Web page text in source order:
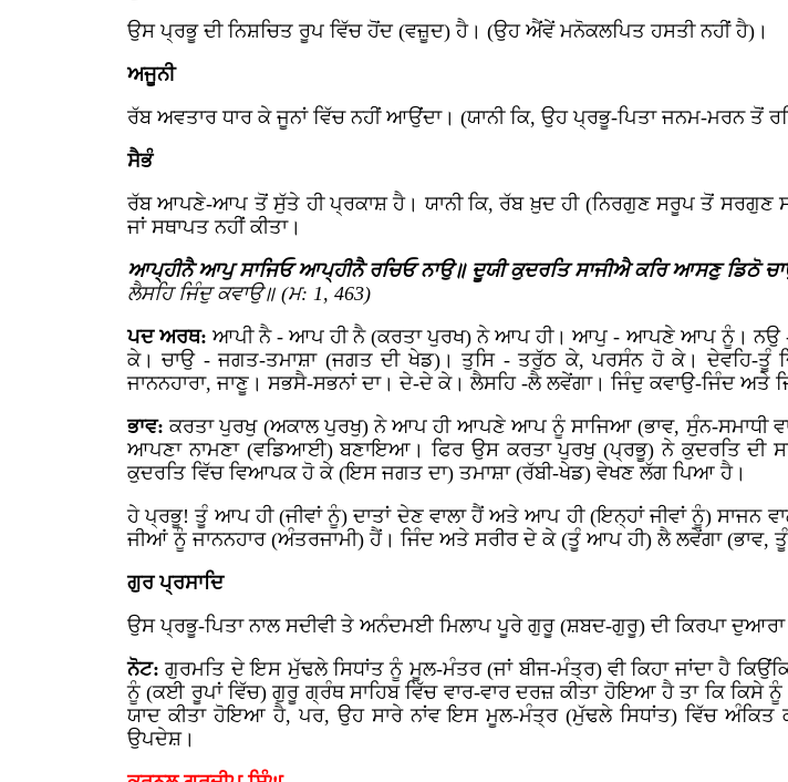
ਉਸ ਪ੍ਰਭੂ ਦੀ ਨਿਸ਼ਚਿਤ ਰੂਪ ਵਿੱਚ ਹੋਂਦ (ਵਜ਼ੂਦ) ਹੈ। (ਉਹ ਐਂਵੇਂ ਮਨੋਕਲਪਿਤ ਹਸਤੀ ਨਹੀਂ ਹੈ)।
ਅਜੂਨੀ
ਰੱਬ ਅਵਤਾਰ ਧਾਰ ਕੇ ਜੂਨਾਂ ਵਿੱਚ ਨਹੀਂ ਆਉਂਦਾ। (ਯਾਨੀ ਕਿ, ਉਹ ਪ੍ਰਭੂ-ਪਿਤਾ ਜਨਮ-ਮਰਨ ਤੋਂ
ਸੈਭੰ
ਰੱਬ ਆਪਣੇ-ਆਪ ਤੋਂ ਸੁੱਤੇ ਹੀ ਪ੍ਰਕਾਸ਼ ਹੈ। ਯਾਨੀ ਕਿ, ਰੱਬ ਖ਼ੁਦ ਹੀ (ਨਿਰਗੁਣ ਸਰੂਪ ਤੋਂ
ਜਾਂ ਸਥਾਪਤ ਨਹੀਂ ਕੀਤਾ।
ਆਪ੍ਹੀਨੈ ਆਪੁ ਸਾਜਿਓ ਆਪ੍ਹੀਨੈ ਰਚਿਓ ਨਾਉ॥ ਦੂਯੀ ਕੁਦਰਤਿ ਸਾਜੀਐ ਕਰਿ ਆਸਣੁ ਡਿਠੋ
ਲੈਸਹਿ ਜਿੰਦੁ ਕਵਾਉ॥ (ਮ: 1, 463)
ਪਦ ਅਰਥ:ਆਪੀ ਨੈ - ਆਪ ਹੀ ਨੈ (ਕਰਤਾ ਪੁਰਖ) ਨੇ ਆਪ ਹੀ। ਆਪੁ - ਆਪਣੇ ਆਪ ਨੂੰ। ਨਉ -
ਕੇ। ਚਾਉ - ਜਗਤ-ਤਮਾਸ਼ਾ (ਜਗਤ ਦੀ ਖੇਡ)। ਤੁਸਿ - ਤਰੁੱਠ ਕੇ, ਪਰਸੰਨ ਹੋ ਕੇ। ਦੇਵਹਿ-ਤੂੰ
ਜਾਨਨਹਾਰਾ, ਜਾਣੂ। ਸਭਸੈ-ਸਭਨਾਂ ਦਾ। ਦੇ-ਦੇ ਕੇ। ਲੈਸਹਿ -ਲੈ ਲਵੇਂਗਾ। ਜਿੰਦੁ ਕਵਾਉ-ਜਿੰਦ ਅਤੇ
ਭਾਵ:ਕਰਤਾ ਪੁਰਖੁ (ਅਕਾਲ ਪੁਰਖੁ) ਨੇ ਆਪ ਹੀ ਆਪਣੇ ਆਪ ਨੂੰ ਸਾਜਿਆ (ਭਾਵ, ਸੁੰਨ-ਸਮਾਧੀ
ਆਪਣਾ ਨਾਮਣਾ (ਵਡਿਆਈ) ਬਣਾਇਆ। ਫਿਰ ਉਸ ਕਰਤਾ ਪੁਰਖੁ (ਪ੍ਰਭੂ) ਨੇ ਕੁਦਰਤਿ ਦੀ
ਕੁਦਰਤਿ ਵਿੱਚ ਵਿਆਪਕ ਹੋ ਕੇ (ਇਸ ਜਗਤ ਦਾ) ਤਮਾਸ਼ਾ (ਰੱਬੀ-ਖੇਡ) ਵੇਖਣ ਲੱਗ ਪਿਆ ਹੈ।
ਹੇ ਪ੍ਰਭੂ! ਤੂੰ ਆਪ ਹੀ (ਜੀਵਾਂ ਨੂੰ) ਦਾਤਾਂ ਦੇਣ ਵਾਲਾ ਹੈਂ ਅਤੇ ਆਪ ਹੀ (ਇਨ੍ਹਾਂ ਜੀਵਾਂ ਨੂੰ) ਸਾਜਨ
ਜੀਆਂ ਨੂੰ ਜਾਨਨਹਾਰ (ਅੰਤਰਜਾਮੀ) ਹੈਂ। ਜਿੰਦ ਅਤੇ ਸਰੀਰ ਦੇ ਕੇ (ਤੂੰ ਆਪ ਹੀ) ਲੈ ਲਵੇਂਗਾ (ਭਾਵ,
ਗੁਰ ਪ੍ਰਸਾਦਿ
ਉਸ ਪ੍ਰਭੂ-ਪਿਤਾ ਨਾਲ ਸਦੀਵੀ ਤੇ ਅਨੰਦਮਈ ਮਿਲਾਪ ਪੂਰੇ ਗੁਰੂ (ਸ਼ਬਦ-ਗੁਰੂ) ਦੀ ਕਿਰਪਾ
ਨੋਟ:ਗੁਰਮਤਿ ਦੇ ਇਸ ਮੁੱਢਲੇ ਸਿਧਾਂਤ ਨੂੰ ਮੂਲ-ਮੰਤਰ (ਜਾਂ ਬੀਜ-ਮੰਤ੍ਰ) ਵੀ ਕਿਹਾ ਜਾਂਦਾ ਹੈ
ਨੂੰ (ਕਈ ਰੂਪਾਂ ਵਿੱਚ) ਗੁਰੂ ਗ੍ਰੰਥ ਸਾਹਿਬ ਵਿੱਚ ਵਾਰ-ਵਾਰ ਦਰਜ਼ ਕੀਤਾ ਹੋਇਆ ਹੈ ਤਾ ਕਿ ਕਿਸੇ
ਯਾਦ ਕੀਤਾ ਹੋਇਆ ਹੈ, ਪਰ, ਉਹ ਸਾਰੇ ਨਾਂਵ ਇਸ ਮੂਲ-ਮੰਤ੍ਰ (ਮੁੱਢਲੇ ਸਿਧਾਂਤ) ਵਿੱਚ ਅੰਕਿਤ
ਉਪਦੇਸ਼।